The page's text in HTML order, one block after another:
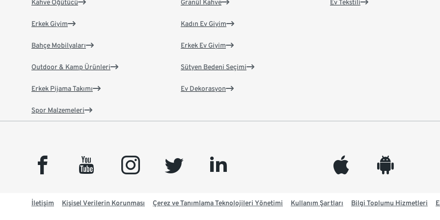
Kahve Öğütücü Granül Kahve Ev Tekstili
Erkek Giyim
Bahçe Mobilyaları
Outdoor & Kamp Ürünleri
Erkek Pijama Takımı
Spor Malzemeleri
Kadın Ev Giyim
Erkek Ev Giyim
Sütyen Bedeni Seçimi
Ev Dekorasyon
facebook youtube instagram twitter linkedin appleinc android
İletişim Kişisel Verilerin Korunması Çerez ve Tanımlama Teknolojileri Yönetimi Kullanım Şartları Bilgi Toplumu Hizmetleri